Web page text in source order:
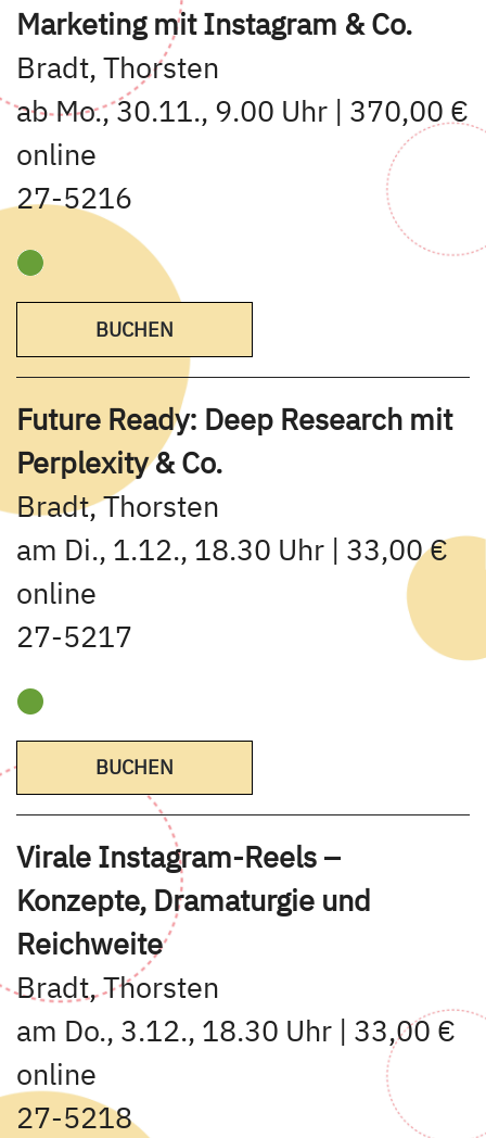
Marketing mit Instagram & Co.
Bradt, Thorsten
ab Mo., 30.11., 9.00 Uhr | 370,00 €
online
27-5216
BUCHEN
Future Ready: Deep Research mit
Perplexity & Co.
Bradt, Thorsten
am Di., 1.12., 18.30 Uhr | 33,00 €
online
27-5217
BUCHEN
Virale Instagram-Reels –
Konzepte, Dramaturgie und
Reichweite
Bradt, Thorsten
am Do., 3.12., 18.30 Uhr | 33,00 €
online
27-5218